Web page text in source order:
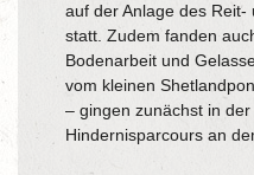
auf der Anlage des
statt. Zudem fanden
Bodenarbeit und
vom kleinen
– gingen zunächst in
Hindernisparcours an